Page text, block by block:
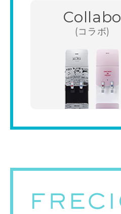
Collabo
(コラボ)